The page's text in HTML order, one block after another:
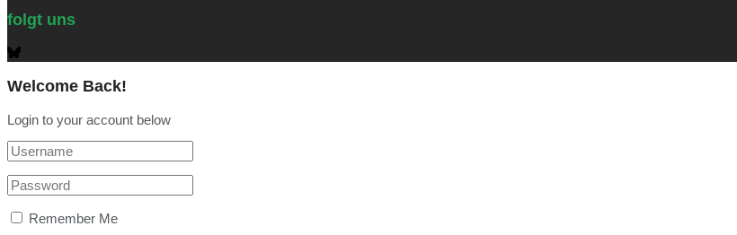
folgt uns
Welcome Back!
Login to your account below
Remember Me